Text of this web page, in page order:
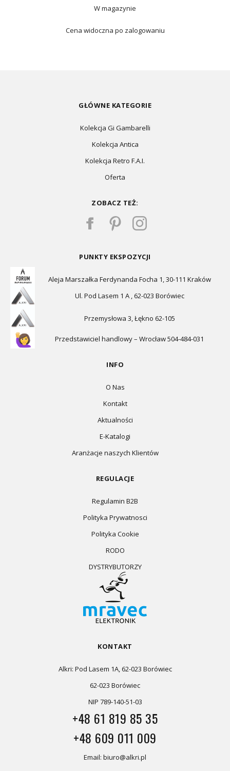
W magazynie
Cena widoczna po zalogowaniu
GŁÓWNE KATEGORIE
Kolekcja Gi Gambarelli
Kolekcja Antica
Kolekcja Retro F.A.I.
Oferta
ZOBACZ TEŻ:
PUNKTY EKSPOZYCJI
Aleja Marszałka Ferdynanda Focha 1, 30-111 Kraków
Ul. Pod Lasem 1 A , 62-023 Borówiec
Przemysłowa 3, Łękno 62-105
Przedstawiciel handlowy – Wrocław 504-484-031
INFO
O Nas
Kontakt
Aktualności
E-Katalogi
Aranżacje naszych Klientów
REGULACJE
Regulamin B2B
Polityka Prywatnosci
Polityka Cookie
RODO
DYSTRYBUTORZY
KONTAKT
Alkri: Pod Lasem 1A, 62-023 Borówiec
62-023 Borówiec
NIP 789-140-51-03
+48 61 819 85 35
+48 609 011 009
Email: biuro@alkri.pl